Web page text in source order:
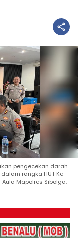
pengecekan darah
rangka HUT Ke-
Mapolres Sibolga.